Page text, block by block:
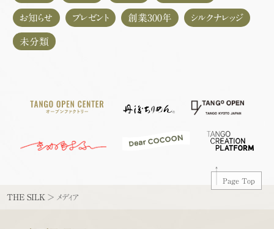
お知らせ プレゼント 創業300年 シルクナレッジ
未分類
Page Top
THE SILK > メディア